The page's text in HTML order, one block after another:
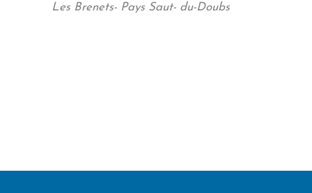
Les Brenets- Pays Saut- du-Doubs